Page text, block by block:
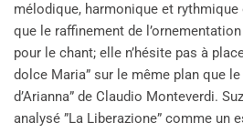
mélodique, harmonique et rythmique
que le raffinement de
pour le chant; elle n’hésite pas à
dolce Maria” sur le même plan que
d’Arianna” de Claudio Monteverdi.
analysé ”La Liberazione” comme un